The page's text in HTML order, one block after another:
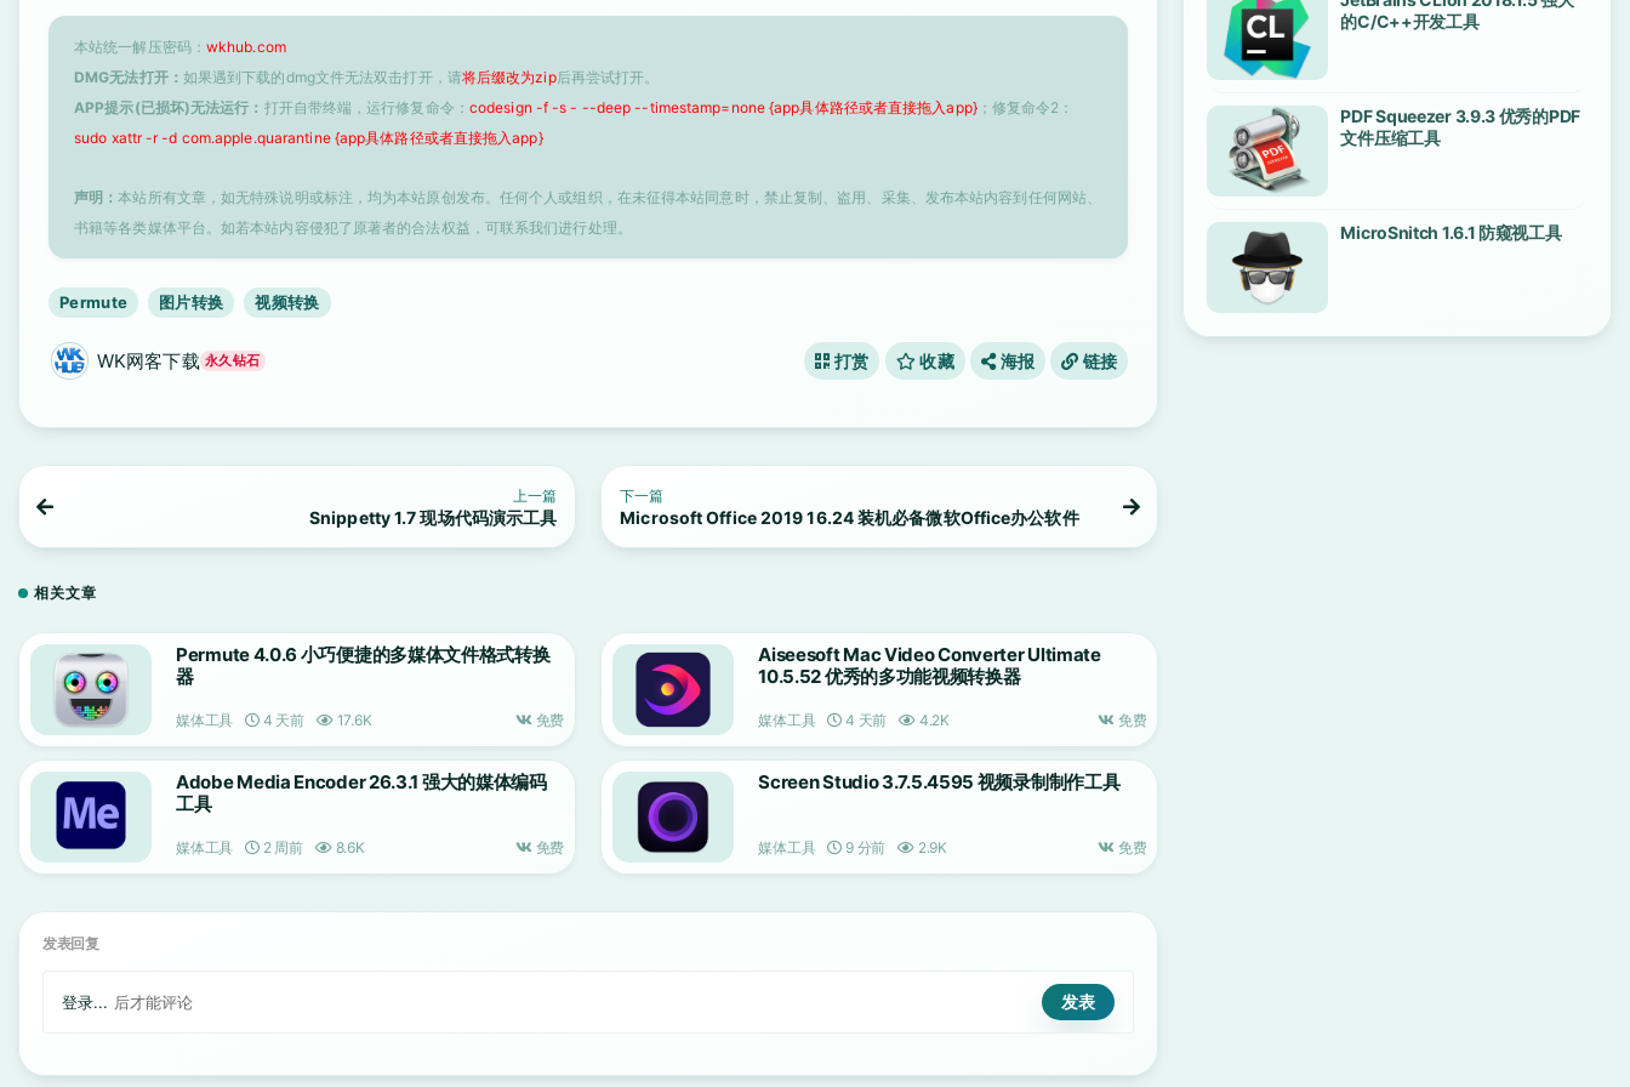
本站统一解压密码： wkhub.com
DMG无法打开： 如果遇到下载的dmg文件无法双击打开，请将后缀改为zip后再尝试打开。
APP提示(已损坏)无法运行： 打开自带终端，运行修复命令： codesign -f -s - --deep --timestamp=none {app具体路径或者直接拖入app}；修复命令2：
sudo xattr -r -d com.apple.quarantine {app具体路径或者直接拖入app}
声明：本站所有文章，如无特殊说明或标注，均为本站原创发布。任何个人或组织，在未征得本站同意时，禁止复制、盗用、采集、发布本站内容到任何网站、
书籍等各类媒体平台。如若本站内容侵犯了原著者的合法权益，可联系我们进行处理。
Permute 图片转换 视频转换
WK网客下载 永久钻石 打赏 收藏 海报 链接
上一篇
Snippetty 1.7 现场代码演示工具
下一篇
Microsoft Office 2019 16.24 装机必备微软Office办公软件
相关文章
Permute 4.0.6 小巧便捷的多媒体文件格式转换
器
媒体工具 4 天前 17.6K 免费
Aiseesoft Mac Video Converter Ultimate
10.5.52 优秀的多功能视频转换器
媒体工具 4 天前 4.2K 免费
Adobe Media Encoder 26.3.1 强大的媒体编码
工具
媒体工具 2 周前 8.6K 免费
Screen Studio 3.7.5.4595 视频录制制作工具
媒体工具 9 分前 2.9K 免费
发表回复
登录... 后才能评论
的C/C++开发工具
PDF Squeezer 3.9.3 优秀的PDF
文件压缩工具
MicroSnitch 1.6.1 防窥视工具